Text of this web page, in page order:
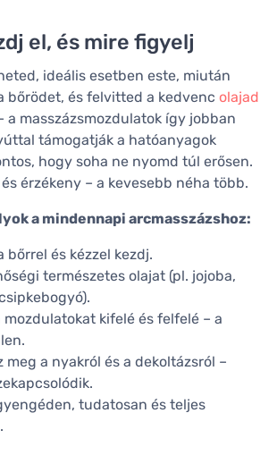
el, és mire figyelj
ideális esetben este, miután
bőrödet, és felvitted a kedvenc olajad
a masszázsmozdulatok így jobban
támogatják a hatóanyagok
hogy soha ne nyomd túl erősen.
érzékeny – a kevesebb néha több.
a mindennapi arcmasszázshoz:
bőrrel és kézzel kezdj.
természetes olajat (pl. jojoba,
mozdulatokat kifelé és felfelé – a
meg a nyakról és a dekoltázsról –
tudatosan és teljes